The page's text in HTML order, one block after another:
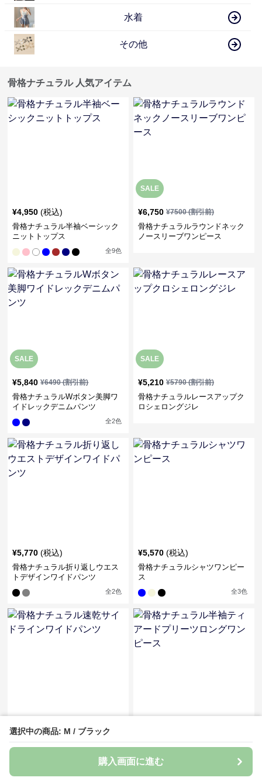
選択中の商品: M / ブラック
購入画面に進む
水着
その他
骨格ナチュラル 人気アイテム
¥4,950 (税込)
骨格ナチュラル半袖ベーシック
ニットトップス
全9色
SALE
¥6,750 ¥7500(割引前)
骨格ナチュラルラウンドネック
ノースリーブワンピース
SALE
¥5,840 ¥6490(割引前)
骨格ナチュラルWボタン美脚ワ
イドレックデニムパンツ
全2色
SALE
¥5,210 ¥5790(割引前)
骨格ナチュラルレースアップク
ロシェロングジレ
¥5,770 (税込)
骨格ナチュラル折り返しウエス
トデザインワイドパンツ
全2色
¥5,570 (税込)
骨格ナチュラルシャツワンピー
ス
全3色
骨格ナチュラル速乾サイドライ
ンワイドパンツ
全5色
プリーツロングワンピース
3色